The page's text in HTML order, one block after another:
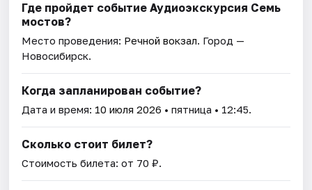
Где пройдет событие Аудиоэкскурсия Семь
мостов?
Место проведения: Речной вокзал. Город —
Новосибирск.
Когда запланирован событие?
Дата и время: 10 июля 2026 • пятница • 12:45.
Сколько стоит билет?
Стоимость билета: от 70 ₽.